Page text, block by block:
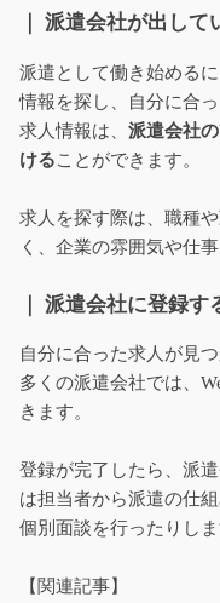
｜ 派遣会社が出し
派遣として働き始める
情報を探し、自分に合
求人情報は、派遣会社
けることができます。
求人を探す際は、職種
く、企業の雰囲気や仕
｜ 派遣会社に登録す
自分に合った求人が見
多くの派遣会社では、
きます。
登録が完了したら、派
は担当者から派遣の仕
個別面談を行ったりしま
【関連記事】